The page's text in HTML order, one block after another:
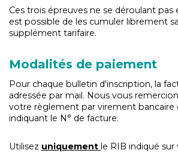
Ces trois épreuves ne se déroulant
est possible de les cumuler librement
supplément tarifaire.
Modalités de paiement
Pour chaque bulletin d'inscription, la
adressée par mail. Nous vous
votre règlement par virement bancaire
indiquant le N° de facture.
Utilisez uniquement le RIB indiqué